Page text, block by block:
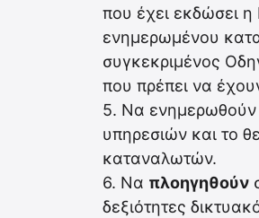
που έχει εκδώσει
ενημερωμένου
συγκεκριμένος
που πρέπει να
5. Να ενημερωθούν
υπηρεσιών και το
καταναλωτών.
6. Να πλοηγηθούν
δεξιότητες